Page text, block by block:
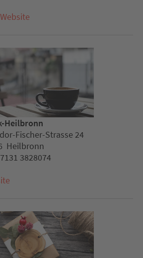
Website
Heilbronn
Fischer-Strasse 24
Heilbronn
3828074